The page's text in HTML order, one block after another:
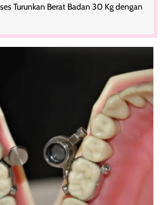
Turunkan Berat Badan 30 Kg dengan